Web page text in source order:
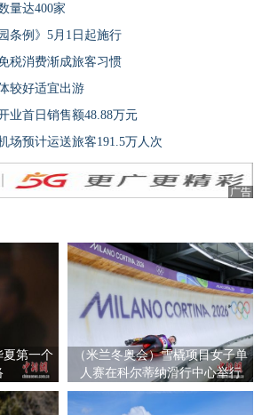
量达400家
条例》5月1日起施行
税消费渐成旅客习惯
较好适宜出游
业首日销售额48.88万元
场预计运送旅客191.5万人次
广告
夏第一个
（米兰冬奥会）雪橇项目女子单
人赛在科尔蒂纳滑行中心举行